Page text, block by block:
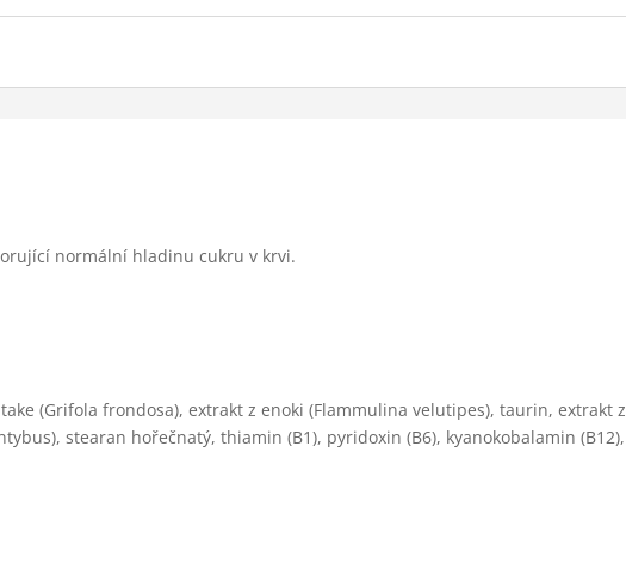
normální hladinu cukru v krvi.
(Grifola frondosa), extrakt z enoki (Flammulina velutipes), taurin, extrakt z
stearan hořečnatý, thiamin (B1), pyridoxin (B6), kyanokobalamin (B12),